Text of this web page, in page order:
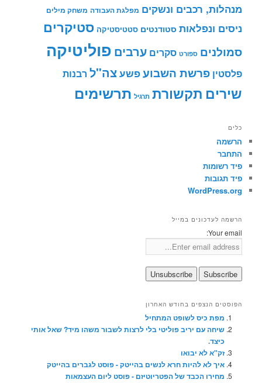
מנהלות, רכבים ונשקים מפלגת העבודה משחק מילים
ניסים ונפלאות סטודנטים סטטיסטיקה סטיקרים
סמולנים ספורט סקרים ערבים פוליטיקה
פלסטין פרשת השבועפשעצה"ל רבנות
שירים תקשורת תרגיל תרשימים
כלים
הרשמה
התחבר
פיד רשומות
פיד תגובות
WordPress.org
הרשמה לעדכונים במייל
Your email:
הפוסטים הנצפים בחודש האחרון
מפת כיס לשופט המתחיל
שיחה עם יריב פוליטי בלי לרצות לשבור משהו מיד? שאל אותי
כיצד.
זק"א לא יבואו
איך לא להיות חרא לנשים בהייטק - פוסט לגברים בהייטק
מחירו הכבד של הפטריוטיזם - פוסט ליום העצמאות